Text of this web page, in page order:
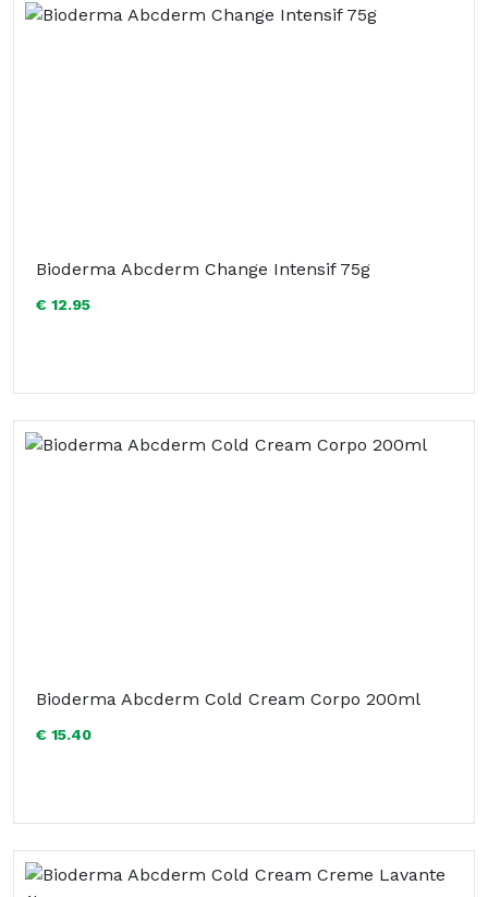
Bioderma Abcderm Change Intensif 75g
€ 12.95
Bioderma Abcderm Cold Cream Corpo 200ml
€ 15.40